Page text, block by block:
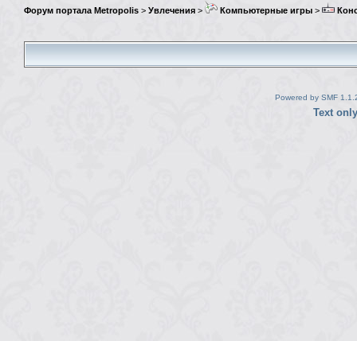
Форум портала Metropolis > Увлечения > Компьютерные игры >
Powered by SMF
Text